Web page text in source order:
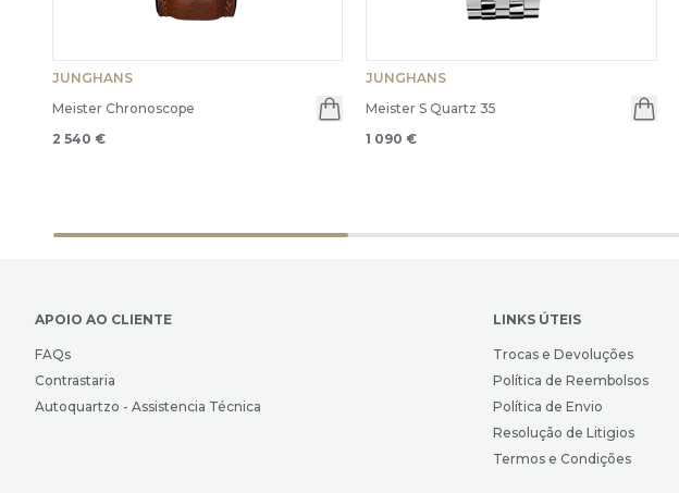
JUNGHANS
Meister Chronoscope
2 540 €
JUNGHANS
Meister S Quartz 35
1 090 €
APOIO AO CLIENTE
FAQs
Contrastaria
Autoquartzo - Assistencia Técnica
LINKS ÚTEIS
Trocas e Devoluções
Política de Reembolsos
Política de Envio
Resolução de Litigios
Termos e Condições